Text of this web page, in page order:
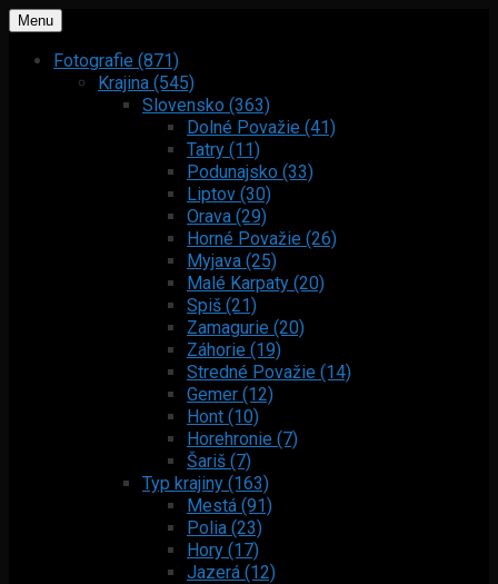
Menu
Fotografie (871)
Krajina (545)
Slovensko (363)
Dolné Považie (41)
Tatry (11)
Podunajsko (33)
Liptov (30)
Orava (29)
Horné Považie (26)
Myjava (25)
Malé Karpaty (20)
Spiš (21)
Zamagurie (20)
Záhorie (19)
Stredné Považie (14)
Gemer (12)
Hont (10)
Horehronie (7)
Šariš (7)
Typ krajiny (163)
Mestá (91)
Polia (23)
Hory (17)
Jazerá (12)